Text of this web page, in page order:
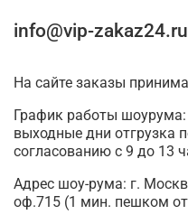
info@vip-zakaz24.ru
На сайте заказы
График работы шоурума:
выходные дни отгрузка
согласованию с 9 до 13
Адрес шоу-рума: г.
оф.715 (1 мин. пешком